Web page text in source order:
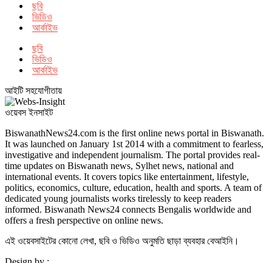
ছবি
ভিডিও
আর্কাইভ
ছবি
ভিডিও
আর্কাইভ
আইটি সহযোগীতায়
ওয়েবস ইনসাইট
BiswanathNews24.com is the first online news portal in Biswanath.
It was launched on January 1st 2014 with a commitment to fearless,
investigative and independent journalism. The portal provides real-
time updates on Biswanath news, Sylhet news, national and
international events. It covers topics like entertainment, lifestyle,
politics, economics, culture, education, health and sports. A team of
dedicated young journalists works tirelessly to keep readers
informed. Biswanath News24 connects Bengalis worldwide and
offers a fresh perspective on online news.
এই ওয়েবসাইটের কোনো লেখা, ছবি ও ভিডিও অনুমতি ছাড়া ব্যবহার বেআইনি।